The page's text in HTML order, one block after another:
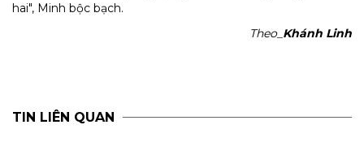
hai", Minh bộc bạch.
Theo_ Khánh Linh
TIN LIÊN QUAN